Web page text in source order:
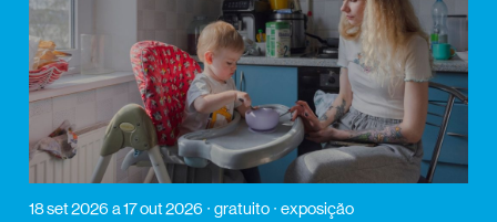
18 set 2026 a 17 out 2026 gratuito exposição